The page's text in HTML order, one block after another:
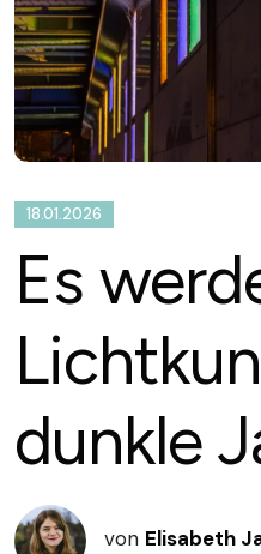
18.01.2026
Es
dunkle
von Elisabeth